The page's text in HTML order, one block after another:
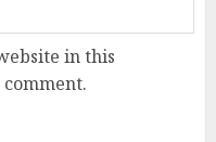
in this